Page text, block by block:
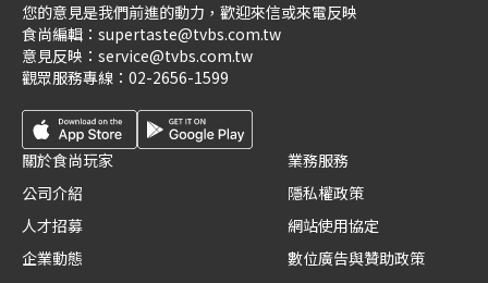
您的意見是我們前進的動力，歡迎來信或來電反映
食尚編輯： supertaste@tvbs.com.tw
意見反映： service@tvbs.com.tw
觀眾服務專線： 02-2656-1599
關於食尚玩家
公司介紹
人才招募
企業動態
業務服務
隱私權政策
網站使用協定
數位廣告與贊助政策